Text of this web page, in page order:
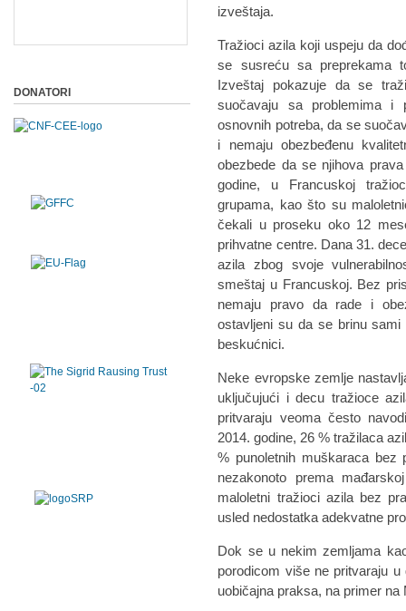
izveštaja.
Tražioci azila koji uspeju da
se susreću sa preprekama
Izveštaj pokazuje da se
suočavaju sa problemima i
osnovnih potreba, da se
i nemaju obezbeđenu
obezbede da se njihova
godine, u Francuskoj
grupama, kao što su
čekali u proseku oko 12
prihvatne centre. Dana 31.
azila zbog svoje
smeštaj u Francuskoj. Bez
nemaju pravo da rade i
ostavljeni su da se brinu
beskućnici.
Neke evropske zemlje
uključujući i decu tražioce
pritvaraju veoma često
2014. godine, 26 % tražilaca
% punoletnih muškaraca bez
nezakonoto prema
maloletni tražioci azila bez
usled nedostatka adekvatne
Dok se u nekim zemljama
porodicom više ne pritvaraju
uobičajna praksa, na primer
DONATORI